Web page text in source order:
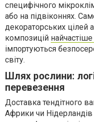
специфічного
або на підвіконнях.
декораторських цілей
композицій
імпортуються
світу.
Шлях рослини:
перевезення
Доставка тендітного
Африки чи